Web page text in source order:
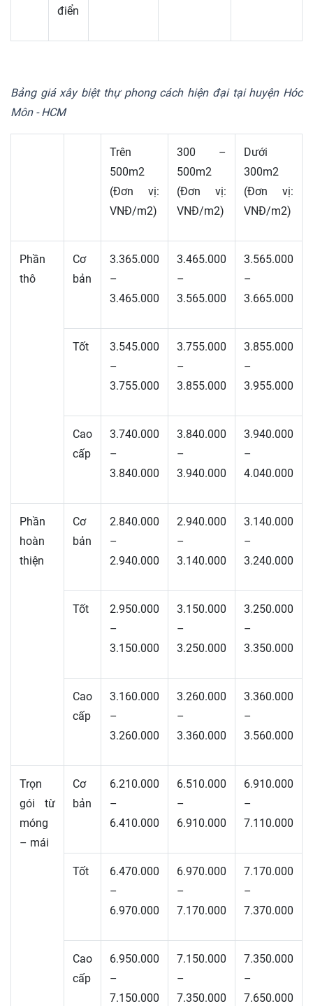
điển
Bảng giá xây biệt thự phong cách hiện đại tại huyện Hóc
Môn - HCM
Trên
500m2
(Đơn vị:
VNĐ/m2)
300 –
500m2
(Đơn vị:
VNĐ/m2)
Dưới
300m2
(Đơn vị:
VNĐ/m2)
Phần
thô
Cơ
bản
3.365.000
–
3.465.000
3.465.000
–
3.565.000
3.565.000
–
3.665.000
Tốt
3.545.000
–
3.755.000
3.755.000
–
3.855.000
3.855.000
–
3.955.000
Cao
cấp
3.740.000
–
3.840.000
3.840.000
–
3.940.000
3.940.000
–
4.040.000
Phần
hoàn
thiện
Cơ
bản
2.840.000
–
2.940.000
2.940.000
–
3.140.000
3.140.000
–
3.240.000
Tốt
2.950.000
–
3.150.000
3.150.000
–
3.250.000
3.250.000
–
3.350.000
Cao
cấp
3.160.000
–
3.260.000
3.260.000
–
3.360.000
3.360.000
–
3.560.000
Trọn
gói từ
móng
– mái
Cơ
bản
6.210.000
–
6.410.000
6.510.000
–
6.910.000
6.910.000
–
7.110.000
Tốt
6.470.000
–
6.970.000
6.970.000
–
7.170.000
7.170.000
–
7.370.000
Cao
cấp
6.950.000
–
7.150.000
7.150.000
–
7.350.000
7.350.000
–
7.650.000